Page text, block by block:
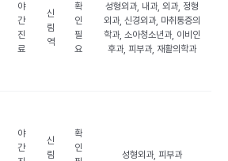
야
간
진
료
신
림
역
확
인
필
요
성형외과, 내과, 외과, 정형
외과, 신경외과, 마취통증의
학과, 소아청소년과, 이비인
후과, 피부과, 재활의학과
야
간
신
림
확
인
성형외과, 피부과